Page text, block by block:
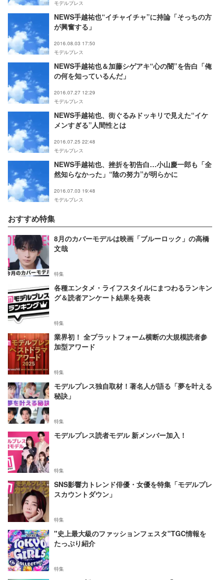
モデルプレス
NEWS手越祐也“イチャイチャ”に持論「そっちの方
が興奮する」
2016.08.03 17:50
モデルプレス
NEWS手越祐也＆加藤シゲアキ“心の闇”を告白「俺
の何を知っているんだ」
2016.07.27 12:29
モデルプレス
NEWS手越祐也、街ぐるみドッキリで見えた“イケ
メンすぎる”人間性とは
2016.07.25 22:48
モデルプレス
NEWS手越祐也、挫折を初告白…小山慶一郎も「全
然知らなかった」“陰の努力”が明らかに
2016.07.03 19:48
モデルプレス
おすすめ特集
8月のカバーモデルは映画「ブルーロック」の高橋
文哉
特集
各種エンタメ・ライフスタイルにまつわるランキン
グ＆読者アンケート結果を発表
特集
業界初！ 全プラットフォーム横断の大規模読者参
加型アワード
特集
モデルプレス独自取材！著名人が語る「夢を叶える
秘訣」
特集
モデルプレス読者モデル 新メンバー加入！
特集
SNS影響力トレンド俳優・女優を特集「モデルプレ
スカウントダウン」
特集
"史上最大級のファッションフェスタ"TGC情報を
たっぷり紹介
特集